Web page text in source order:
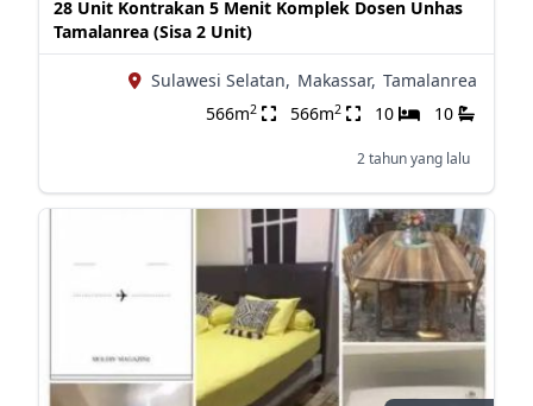
28 Unit Kontrakan 5 Menit Komplek Dosen Unhas
Tamalanrea (Sisa 2 Unit)
Sulawesi Selatan, Makassar, Tamalanrea
566m2 566m2 10 10
2 tahun yang lalu